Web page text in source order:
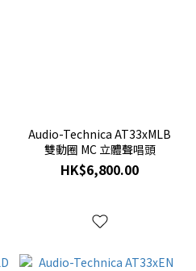
Audio-Technica AT33xMLB
雙動圈 MC 立體聲唱頭
HK$6,800.00